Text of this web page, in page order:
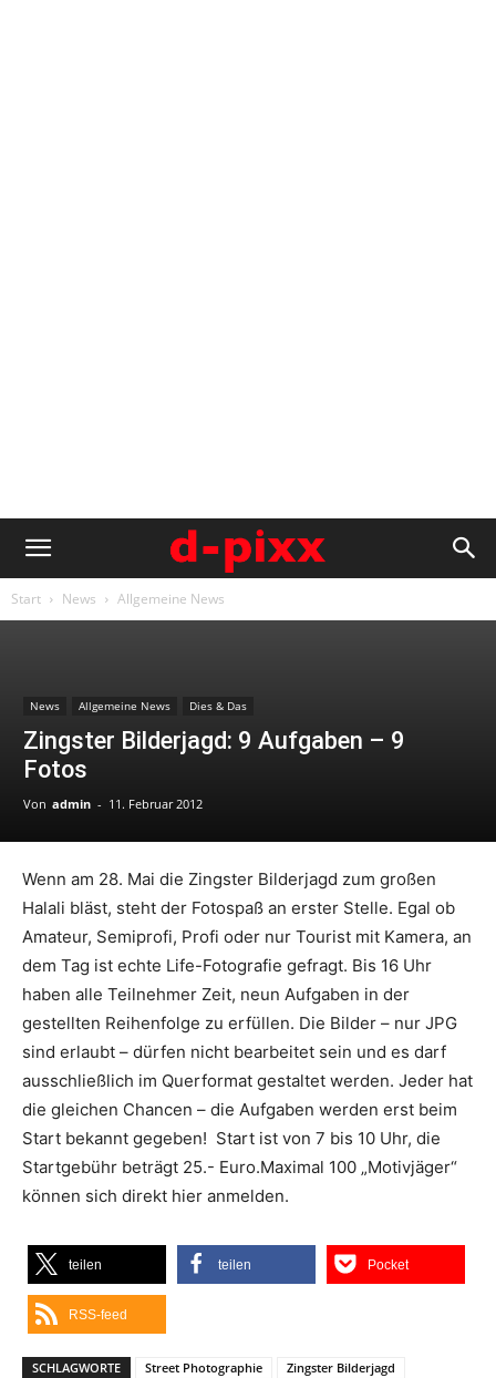
Start News Allgemeine News
News Allgemeine News Dies & Das
Zingster Bilderjagd: 9 Aufgaben – 9
Fotos
Von admin - 11. Februar 2012
Wenn am 28. Mai die Zingster Bilderjagd zum großen
Halali bläst, steht der Fotospaß an erster Stelle. Egal ob
Amateur, Semiprofi, Profi oder nur Tourist mit Kamera, an
dem Tag ist echte Life-Fotografie gefragt. Bis 16 Uhr
haben alle Teilnehmer Zeit, neun Aufgaben in der
gestellten Reihenfolge zu erfüllen. Die Bilder – nur JPG
sind erlaubt – dürfen nicht bearbeitet sein und es darf
ausschließlich im Querformat gestaltet werden. Jeder hat
die gleichen Chancen – die Aufgaben werden erst beim
Start bekannt gegeben! Start ist von 7 bis 10 Uhr, die
Startgebühr beträgt 25.- Euro.Maximal 100 „Motivjäger“
können sich direkt hier anmelden.
teilen teilen Pocket
RSS-feed
SCHLAGWORTE Street Photographie Zingster Bilderjagd